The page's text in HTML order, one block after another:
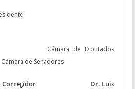
de Diputados
Senadores
Corregidor Dr. Luis